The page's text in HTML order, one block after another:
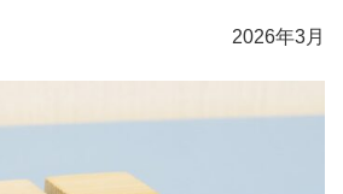
2026年3月